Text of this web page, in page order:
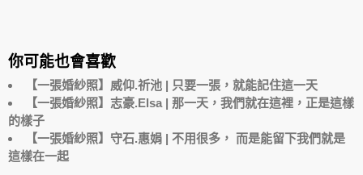
你可能也會喜歡
【一張婚紗照】威仰.祈池 | 只要一張，就能記住這一天
【一張婚紗照】志豪.Elsa | 那一天，我們就在這裡，正是這樣
的樣子
【一張婚紗照】守石.惠娟 | 不用很多， 而是能留下我們就是
這樣在一起